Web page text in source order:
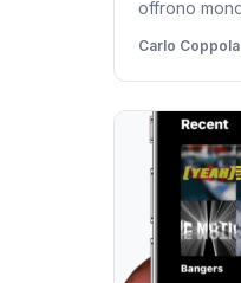
offrono
Horizon
Carlo Coppola